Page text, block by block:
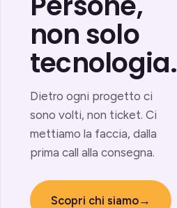
non solo
tecnologia.
Dietro ogni progetto ci
sono volti, non ticket. Ci
mettiamo la faccia, dalla
prima call alla consegna.
Scopri chi siamo→